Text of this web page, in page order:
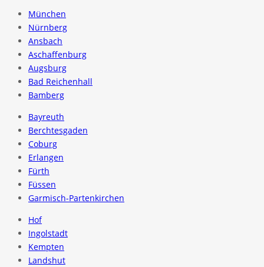
München
Nürnberg
Ansbach
Aschaffenburg
Augsburg
Bad Reichenhall
Bamberg
Bayreuth
Berchtesgaden
Coburg
Erlangen
Fürth
Füssen
Garmisch-Partenkirchen
Hof
Ingolstadt
Kempten
Landshut